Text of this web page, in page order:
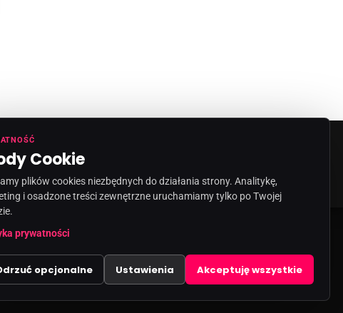
O NADAWCY KONTAKT
Cookie
plików cookies niezbędnych do działania strony. Analitykę,
i osadzone treści zewnętrzne uruchamiamy tylko po Twojej
prywatności
opcjonalne Ustawienia Akceptuję wszystkie